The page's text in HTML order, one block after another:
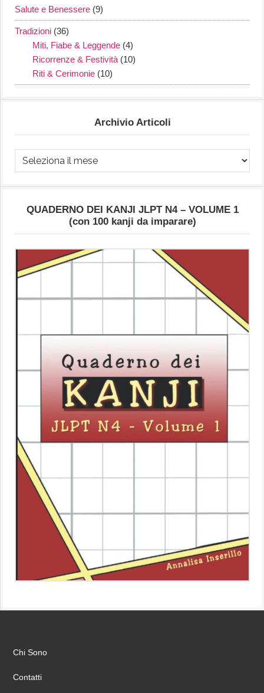
Salute e Benessere (9)
Tradizioni (36)
Miti, Fiabe & Leggende (4)
Ricorrenze & Festività (10)
Riti & Cerimonie (10)
Archivio Articoli
Archivio
Articoli
QUADERNO DEI KANJI JLPT N4 – VOLUME 1
(con 100 kanji da imparare)
Chi Sono
Contatti